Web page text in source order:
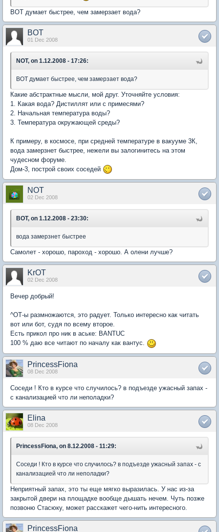
ВОТ думает быстрее, чем замерзает вода?
BOT
01 Dec 2008
NOT, on 1.12.2008 - 17:26:
ВОТ думает быстрее, чем замерзает вода?
Какие абстрактные мысли, мой друг. Уточняйте условия:
1. Какая вода? Дистиллят или с примесями?
2. Начальная температура воды?
3. Температура окружающей среды?
К примеру, в космосе, при средней температуре в вакууме 3К,
вода замерзнет быстрее, нежели вы залогинитесь на этом
чудесном форуме.
Дом-3, построй своих соседей
NOT
02 Dec 2008
BOT, on 1.12.2008 - 23:30:
вода замерзнет быстрее
Самолет - хорошо, пароход - хорошо. А олени лучше?
KrOT
02 Dec 2008
Вечер добрый!
^ОТ-ы размножаются, это радует. Только интересно как читать
вот или бот, судя по всему второе.
Есть прикол про ник в аське: BANTUC
100 % даю все читают по началу как вантус.
PrincessFiona
08 Dec 2008
Соседи ! Кто в курсе что случилось? в подъезде ужасный запах -
с канализацией что ли неполадки?
Elina
08 Dec 2008
PrincessFiona, on 8.12.2008 - 11:29:
Соседи ! Кто в курсе что случилось? в подъезде ужасный запах - с
канализацией что ли неполадки?
Неприятный запах, это ты еще мягко выразилась. У нас из-за
закрытой двери на площадке вообще дышать нечем. Чуть позже
позвоню Стасюку, может расскажет чего-нить интересного.
PrincessFiona